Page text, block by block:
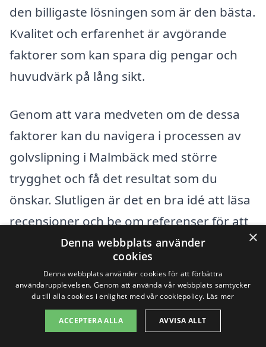
den billigaste lösningen som är den bästa.
Kvalitet och erfarenhet är avgörande
faktorer som kan spara dig pengar och
huvudvärk på lång sikt.
Genom att vara medveten om de dessa
faktorer kan du navigera i processen av
golvslipning i Malmbäck med större
trygghet och få det resultat som du
önskar. Slutligen är det en bra idé att läsa
recensioner och be om referenser för att
säkerställa att du väljer ett pålitligt
företag för ditt projekt.
Få 3 erbjudanden, gratis och utan
förpliktelser
×
Denna webbplats använder
cookies
Denna webbplats använder cookies för att förbättra
användarupplevelsen. Genom att använda vår webbplats samtycker
du till alla cookies i enlighet med vår cookiepolicy. Läs mer
ACCEPTERA ALLA AVVISA ALLT